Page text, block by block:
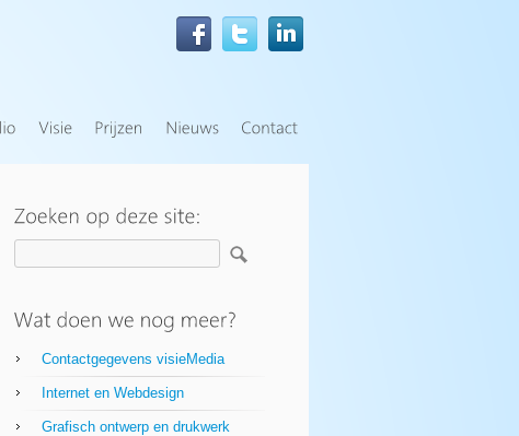
Contactgegevens visieMedia
Internet en Webdesign
Grafisch ontwerp en drukwerk